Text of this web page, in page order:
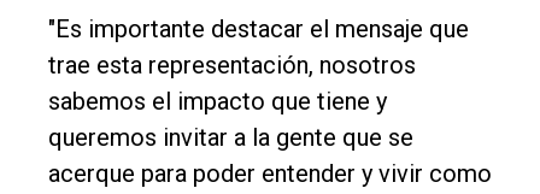
"Es importante destacar el mensaje que
trae esta representación, nosotros
sabemos el impacto que tiene y
queremos invitar a la gente que se
acerque para poder entender y vivir como